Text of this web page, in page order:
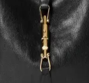
yeni büyük boy
lüks ve konfor
sağlıyor ve
Pikachu
Deneyimleri